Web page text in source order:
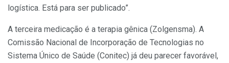
logística. Está para ser publicado”.
A terceira medicação é a terapia gênica (Zolgensma). A
Comissão Nacional de Incorporação de Tecnologias no
Sistema Único de Saúde (Conitec) já deu parecer favorável,